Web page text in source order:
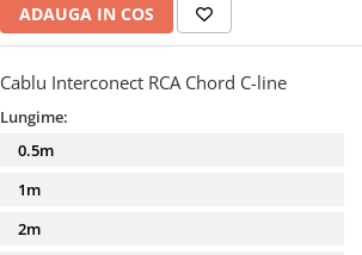
ADAUGA IN COS
Cablu Interconect RCA Chord C-line
Lungime:
0.5m
1m
2m